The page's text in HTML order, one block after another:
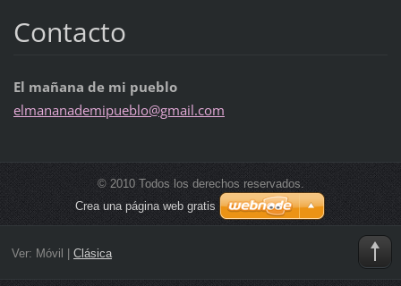
Contacto
El mañana de mi pueblo
elmananademipueblo@gmail.com
© 2010 Todos los derechos reservados.
Crea una página web gratis
Ver: Móvil Clásica